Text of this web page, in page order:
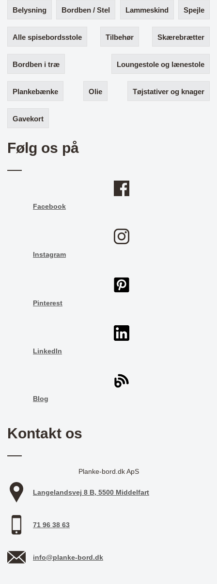
Belysning Bordben / Stel Lammeskind Spejle
Alle spisebordsstole Tilbehør Skærebrætter
Bordben i træ Loungestole og lænestole
Plankebænke Olie Tøjstativer og knager
Gavekort
Følg os på
Facebook
Instagram
Pinterest
LinkedIn
Blog
Kontakt os
Planke-bord.dk ApS
Langelandsvej 8 B, 5500 Middelfart
71 96 38 63
info@planke-bord.dk